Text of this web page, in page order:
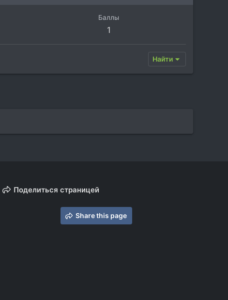
Баллы
1
Найти
Поделиться страницей
Share this page